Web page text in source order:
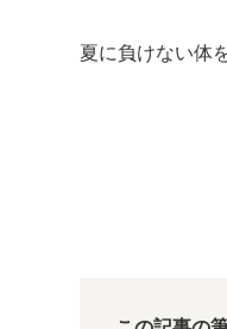
夏に負けない体